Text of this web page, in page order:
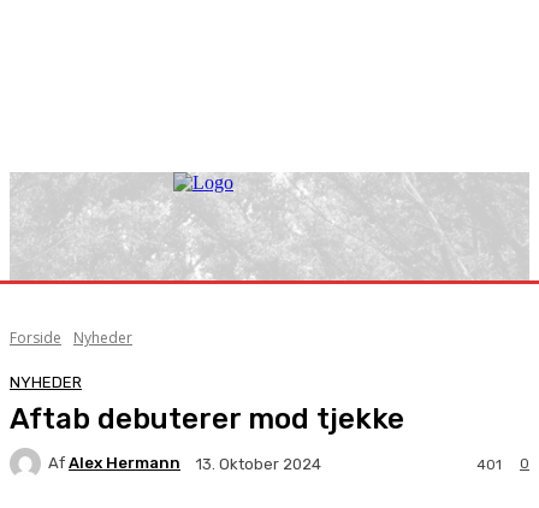
Forside Nyheder
NYHEDER
Aftab debuterer mod tjekke
Af Alex Hermann 13. Oktober 2024 0
401